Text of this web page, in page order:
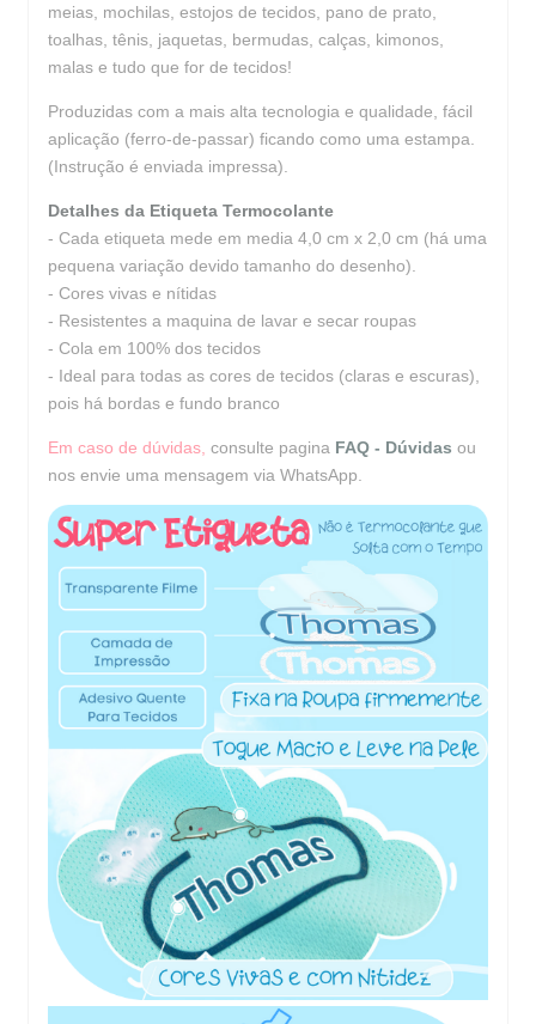
meias, mochilas, estojos de tecidos, pano de prato,
toalhas, tênis, jaquetas, bermudas, calças, kimonos,
malas e tudo que for de tecidos!
Produzidas com a mais alta tecnologia e qualidade, fácil
aplicação (ferro-de-passar) ficando como uma estampa.
(Instrução é enviada impressa).
Detalhes da Etiqueta Termocolante
- Cada etiqueta mede em media 4,0 cm x 2,0 cm (há uma
pequena variação devido tamanho do desenho).
- Cores vivas e nítidas
- Resistentes a maquina de lavar e secar roupas
- Cola em 100% dos tecidos
- Ideal para todas as cores de tecidos (claras e escuras),
pois há bordas e fundo branco
Em caso de dúvidas, consulte pagina FAQ - Dúvidas ou
nos envie uma mensagem via WhatsApp.